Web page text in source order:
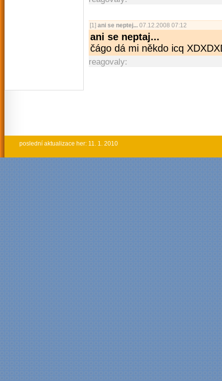
[1] ani se neptej... 07.12.2008 07:12
ani se neptaj...
čágo dá mi někdo icq
reagovaly:
poslední aktualizace her: 11. 1. 2010